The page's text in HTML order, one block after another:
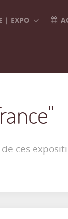
| EXPO
ces